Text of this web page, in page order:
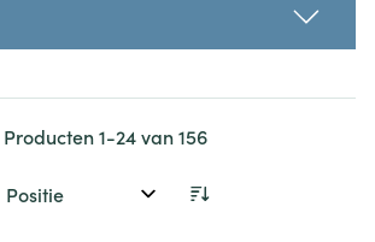
Producten1-24van156
Sorteer op: